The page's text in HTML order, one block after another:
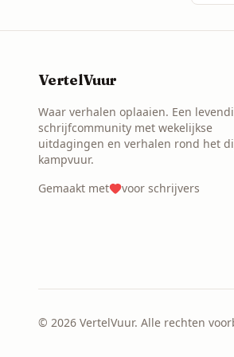
VertelVuur
Waar verhalen oplaaien. Een
schrijfcommunity met wekelijkse
uitdagingen en verhalen rond het
kampvuur.
Gemaakt met
voor schrijvers
© 2026 VertelVuur. Alle rechten